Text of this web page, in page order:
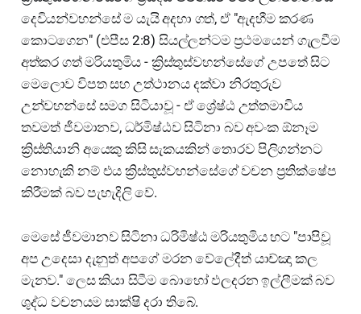
දෙවියන්වහන්සේ ම යැයි අදහා ගත්, ඒ "ඇදහීම කරණ
කොටගෙන" (එපීස 2:8) සියල්ලන්ටම ප්‍රථමයෙන් ගැලවීම
අත්කර ගත් මරියතුමිය - ක්‍රිස්තුස්වහන්සේගේ උපතේ සිට
මෙලොව විපත සහ උත්ථානය දක්වා නිරතුරුව
උන්වහන්සේ සමග සිටියාවූ - ඒ ශ්‍රේෂ්ඨ උත්තමාවිය
තවමත් ජීවමානව, ධර්මිෂ්ඨව සිටිනා බව අවංක ඕනෑම
ක්‍රිස්තියානි අයෙකු කිසි සැකයකින් තොරව පිලිගන්නට
නොහැකි නම් එය ක්‍රිස්තුස්වහන්සේගේ වචන ප්‍රතික්ෂේප
කිරීමක් බව පැහැදිලි වේ.
මෙසේ ජීවමානව සිටිනා ධරිමිෂ්ඨ මරියතුමිය හට "පාපිවූ
අප උදෙසා දැනුත් අපගේ මරන වේලේදීත් යාච්ඤා කල
මැනව." ලෙස කියා සිටීම බොහෝ ඵලදරන ඉල්ලීමක් බව
ශුද්ධ වචනයම සාක්ෂි දරා තිබේ.